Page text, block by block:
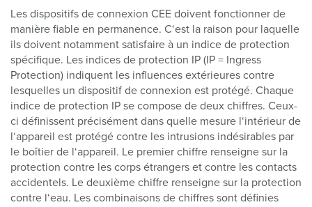
Les dispositifs de connexion CEE doivent fonctionner de
manière fiable en permanence. C‘est la raison pour laquelle
ils doivent notamment satisfaire à un indice de protection
spécifique. Les indices de protection IP (IP = Ingress
Protection) indiquent les influences extérieures contre
lesquelles un dispositif de connexion est protégé. Chaque
indice de protection IP se compose de deux chiffres. Ceux-
ci définissent précisément dans quelle mesure l‘intérieur de
l‘appareil est protégé contre les intrusions indésirables par
le boîtier de l‘appareil. Le premier chiffre renseigne sur la
protection contre les corps étrangers et contre les contacts
accidentels. Le deuxième chiffre renseigne sur la protection
contre l‘eau. Les combinaisons de chiffres sont définies